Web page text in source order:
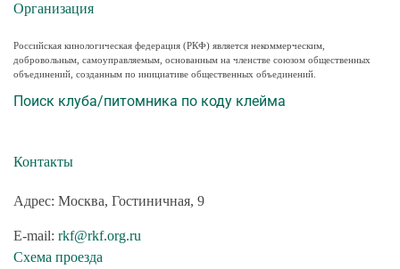
Организация
Российская кинологическая федерация (РКФ) является некоммерческим,
добровольным, самоуправляемым, основанным на членстве союзом общественных
объединений, созданным по инициативе общественных объединений.
Поиск клуба/питомника по коду клейма
Контакты
Адрес: Москва, Гостиничная, 9
E-mail: rkf@rkf.org.ru
Схема проезда